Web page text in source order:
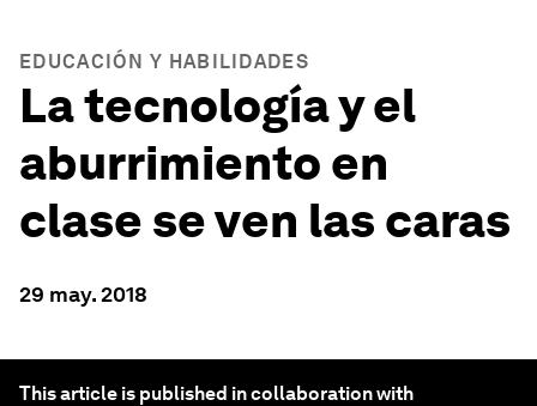
EDUCACIÓN Y HABILIDADES
La tecnología y el
aburrimiento en
clase se ven las caras
29 may. 2018
This article is published in collaboration with